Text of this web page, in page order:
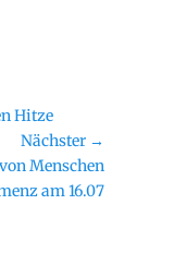
Hitze
Nächster →
Menschen
am 16.07